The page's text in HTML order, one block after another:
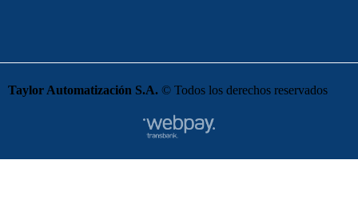
Taylor Automatización S.A. © Todos los derechos reservados